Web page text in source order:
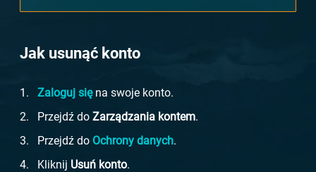
Jak usunąć konto
Zaloguj sięna swoje konto.
Przejdź do Zarządzania kontem.
Przejdź do Ochrony danych.
Kliknij Usuń konto.